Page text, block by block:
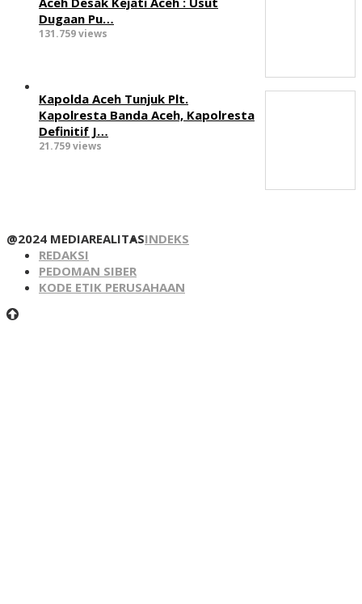
Dugaan Pu…
131.759 views
Kapolda Aceh Tunjuk Plt.
Kapolresta Banda Aceh, Kapolresta
Definitif J…
21.759 views
@2024 MEDIAREALITASINDEKS
REDAKSI
PEDOMAN SIBER
KODE ETIK PERUSAHAAN